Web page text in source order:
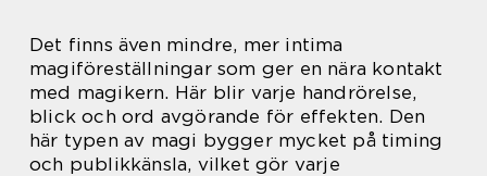
Det finns även mindre, mer intima
magiföreställningar som ger en nära kontakt
med magikern. Här blir varje handrörelse,
blick och ord avgörande för effekten. Den
här typen av magi bygger mycket på timing
och publikkänsla, vilket gör varje